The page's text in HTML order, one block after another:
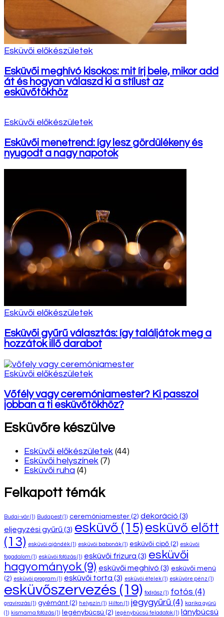
Esküvői előkészületek
Esküvői meghívó kisokos: mit írj bele, mikor add
át és hogyan válaszd ki a stílust az
esküvőtökhöz
Esküvői előkészületek
Esküvői menetrend: így lesz gördülékeny és
nyugodt a nagy napotok
Esküvői előkészületek
Esküvői gyűrű választás: így találjátok meg a
hozzátok illő darabot
Esküvői előkészületek
Vőfély vagy ceremóniamester? Ki passzol
jobban a ti esküvőtökhöz?
Esküvőre készülve
Esküvői előkészületek (44)
Esküvői helyszínek (7)
Esküvői ruha (4)
Felkapott témák
Budai-vár(1) Budapest(1) ceremóniamester (2) dekoráció (3)
eljegyzési gyűrű(3) esküvő (15) esküvő előtt
(13) esküvői ajándék(1) esküvői babonák(1) esküvői cipő (2) esküvői
fogadalom (1) esküvői fotózás(1) esküvői frizura (3) esküvői
hagyományok (9) esküvői meghívó (3) esküvői menü
(2) esküvői program (1) esküvői torta (3) esküvői ételek(1) esküvőre pénz (1)
esküvőszervezés (19) fodrász (1) fotós (4)
gravírozás(1) gyémánt (2) helyszín (1) Hilton (1) jegygyűrű (4) karika gyűrű
(1) kismama fotózás(1) legénybúcsú (2) legénybúcsú feladatok(1)
lánybúcsú